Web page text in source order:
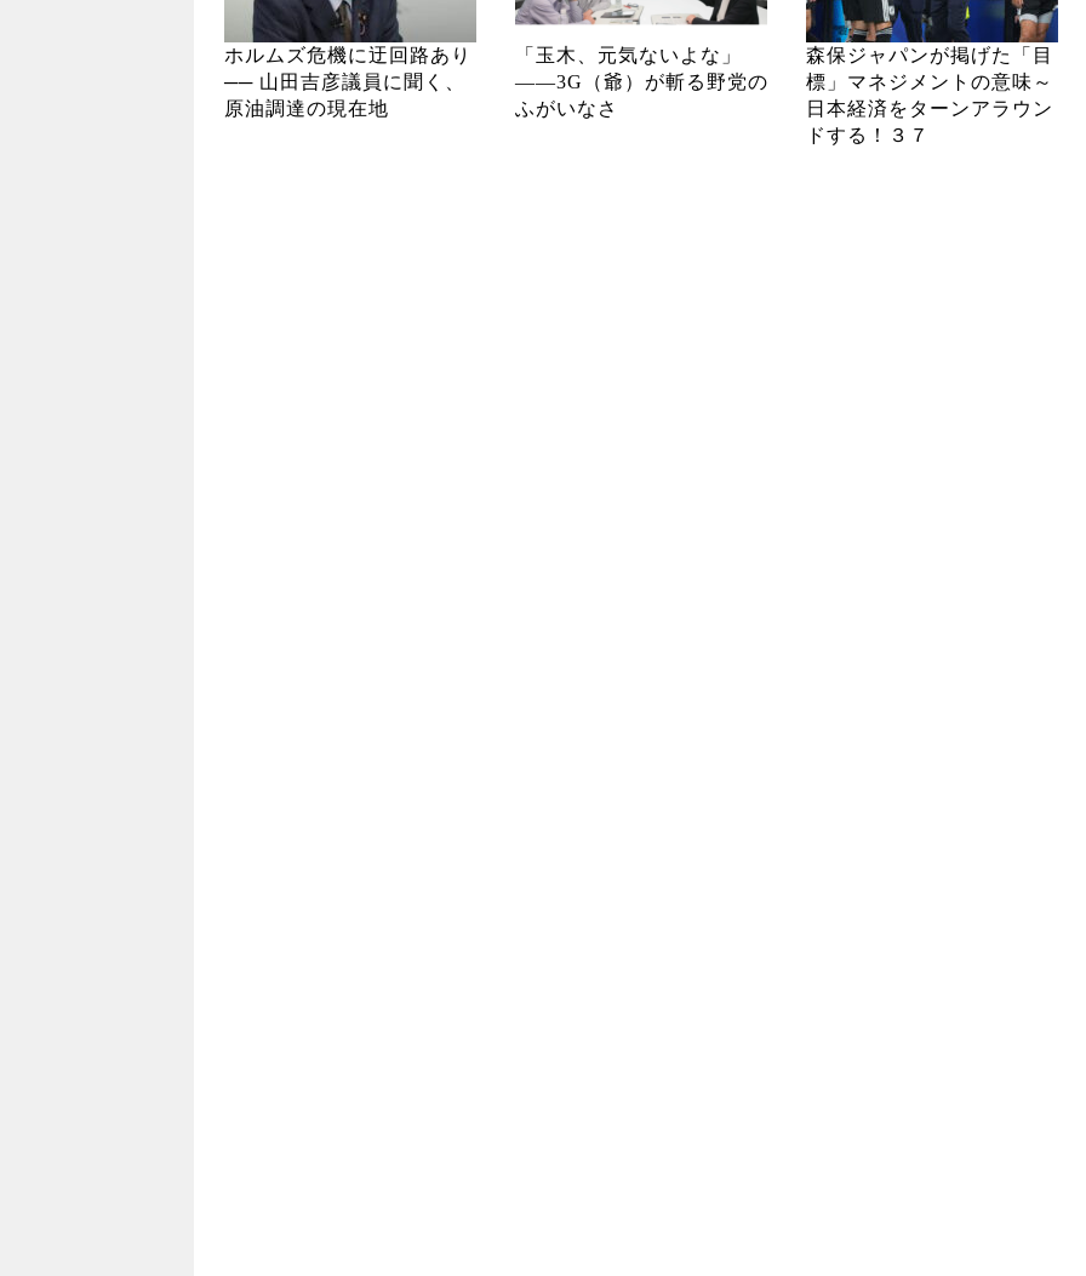
ホルムズ危機に迂回路あり
── 山田吉彦議員に聞く、
原油調達の現在地
「玉木、元気ないよな」
――3G（爺）が斬る野党の
ふがいなさ
森保ジャパンが掲げた「目
標」マネジメントの意味～
日本経済をターンアラウン
ドする！３７